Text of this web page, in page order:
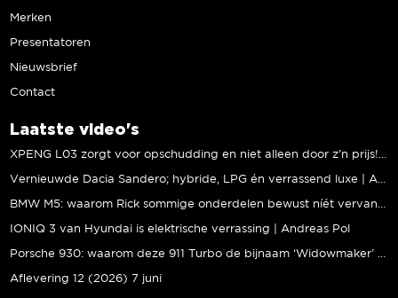
Merken
Presentatoren
Nieuwsbrief
Contact
Laatste video's
XPENG L03 zorgt voor opschudding en niet alleen door z’n prijs! | Jeroen Mul
Vernieuwde Dacia Sandero; hybride, LPG én verrassend luxe | Andreas Pol
BMW M5: waarom Rick sommige onderdelen bewust níét vervangt | Stipt Polish Point
IONIQ 3 van Hyundai is elektrische verrassing | Andreas Pol
Porsche 930: waarom deze 911 Turbo de bijnaam ‘Widowmaker’ kreeg | Gallery Aaldering
Aflevering 12 (2026) 7 juni